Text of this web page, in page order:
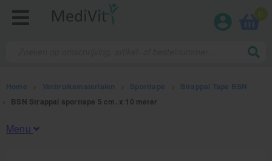
0
Home Verbruiksmaterialen Sporttape Strappal Tape BSN
BSN Strappal sporttape 5 cm. x 10 meter
Menu